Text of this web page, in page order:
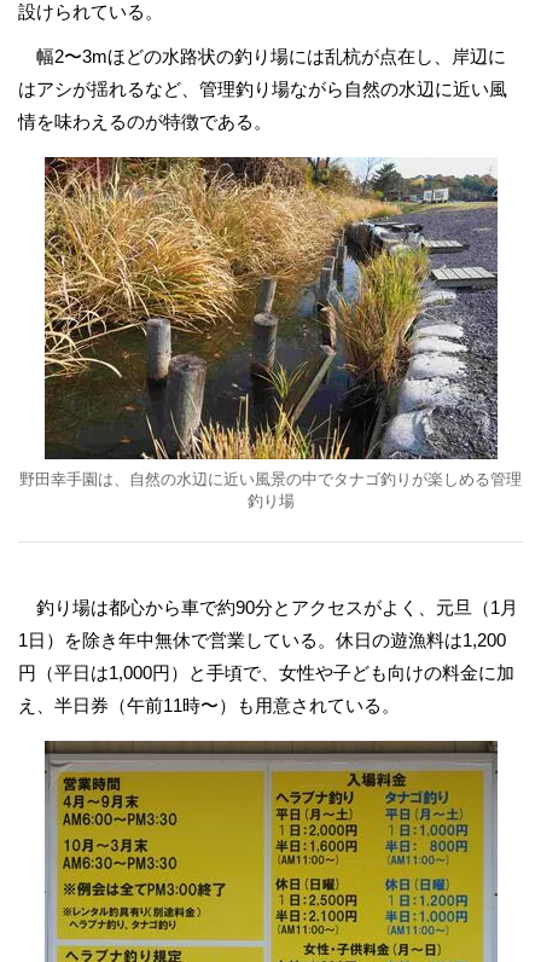
設けられている。
幅2〜3mほどの水路状の釣り場には乱杭が点在し、岸辺に
はアシが揺れるなど、管理釣り場ながら自然の水辺に近い風
情を味わえるのが特徴である。
野田幸手園は、自然の水辺に近い風景の中でタナゴ釣りが楽しめる管理
釣り場
釣り場は都心から車で約90分とアクセスがよく、元旦（1月
1日）を除き年中無休で営業している。休日の遊漁料は1,200
円（平日は1,000円）と手頃で、女性や子ども向けの料金に加
え、半日券（午前11時〜）も用意されている。